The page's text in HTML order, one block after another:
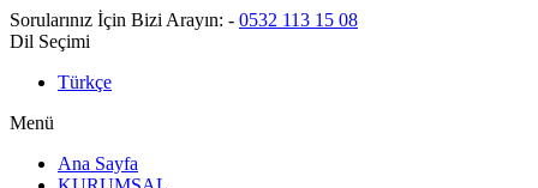
Sorularınız İçin Bizi Arayın: - 0532 113 15 08
Dil Seçimi
Türkçe
Menü
Ana Sayfa